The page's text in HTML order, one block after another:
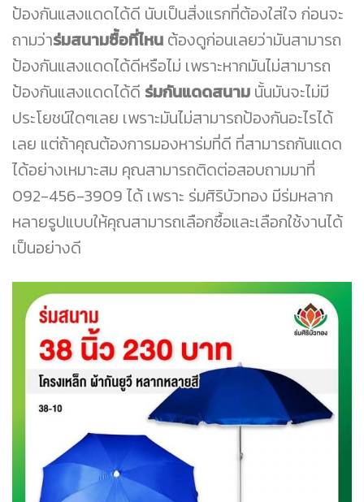
ป้องกันแสงแดดได้ดี นับเป็นสิ่งแรกที่ต้องใส่ใจ ก่อนจะ
ถามว่าร่มสนามซื้อที่ไหน ต้องดูก่อนเลยว่ามันสามารถ
ป้องกันแสงแดดได้ดีหรือไม่ เพราะหากมันไม่สามารถ
ป้องกันแสงแดดได้ดี ร่มกันแดดสนาม นั้นมันจะไม่มี
ประโยชน์ใดๆเลย เพราะมันไม่สามารถป้องกันอะไรได้
เลย แต่ถ้าคุณต้องการมองหาร่มที่ดี ที่สามารถกันแดด
ได้อย่างเหมาะสม คุณสามารถติดต่อสอบถามมาที่
092-456-3909 ได้ เพราะ ร่มศิริบัวทอง มีร่มหลาก
หลายรูปแบบให้คุณสามารถเลือกซื้อและเลือกใช้งานได้
เป็นอย่างดี